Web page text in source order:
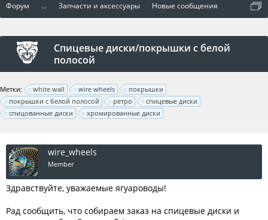
Форум ... Запчасти и аксессуары Новые сообщения
Спицевые диски/покрышки с белой
полосой
Метки: white wall wire wheels
покрышки
покрышки с белой полосой
ретро
спицевые диски
спицованные диски
хромированные диски
wire_wheels
Member
Здравствуйте, уважаемые ягуароводы!
Рад сообщить, что собираем заказ на спицевые диски и
оват